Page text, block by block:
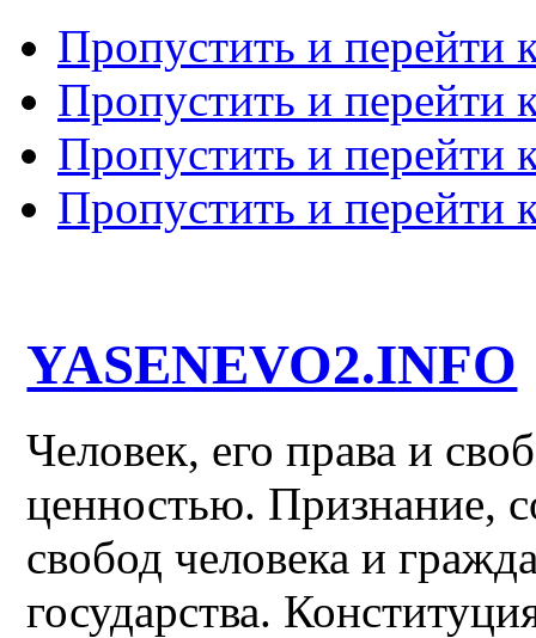
Пропустить и перейти
Пропустить и перейти
Пропустить и перейти
Пропустить и перейти
YASENEVO2.INFO
Человек, его права и
ценностью. Признание,
свобод человека и
государства.